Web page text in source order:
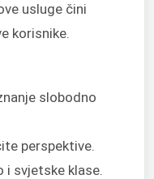
usluge čini
korisnike.
slobodno
perspektive.
i svjetske klase.